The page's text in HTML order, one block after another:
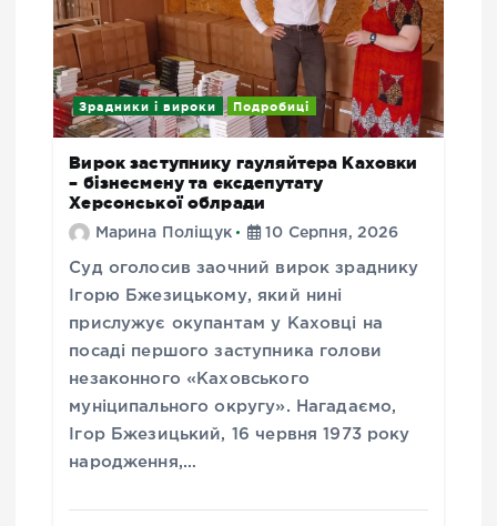
Зрадники і вироки Подробиці
Вирок заступнику гауляйтера Каховки
– бізнесмену та ексдепутату
Херсонської облради
Марина Поліщук 10 Серпня, 2026
Суд оголосив заочний вирок зраднику
Ігорю Бжезицькому, який нині
прислужує окупантам у Каховці на
посаді першого заступника голови
незаконного «Каховського
муніципального округу». Нагадаємо,
Ігор Бжезицький, 16 червня 1973 року
народження,…